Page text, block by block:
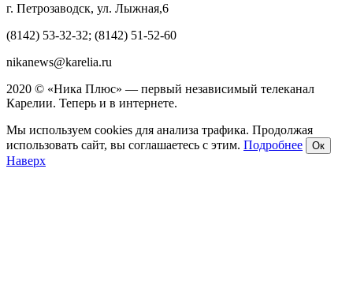
г. Петрозаводск, ул. Лыжная,6
(8142) 53-32-32; (8142) 51-52-60
nikanews@karelia.ru
2020 © «Ника Плюс» — первый независимый телеканал
Карелии. Теперь и в интернете.
Мы используем cookies для анализа трафика. Продолжая
использовать сайт, вы соглашаетесь с этим. Подробнее Ок
Наверх